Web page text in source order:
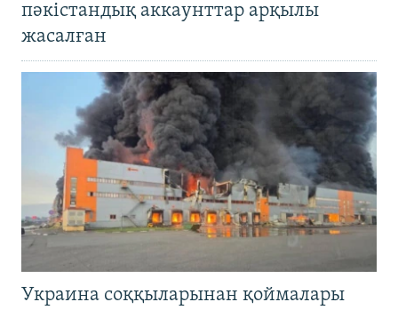
пәкістандық аккаунттар арқылы
жасалған
Украина соққыларынан қоймалары